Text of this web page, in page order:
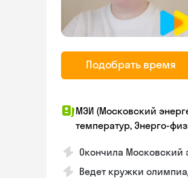
Подобрать время
МЭИ (Московский
температур, Энерго-
Окончила Московский
Ведет кружки